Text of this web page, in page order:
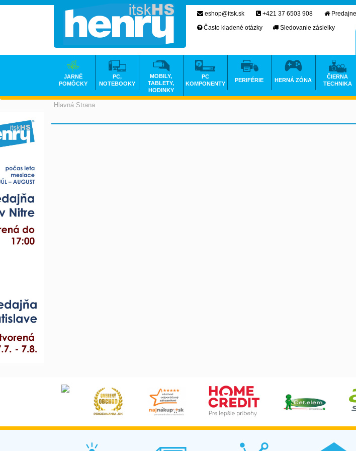
Hlavná Strana
eshop@itsk.sk +421 37 6503 908
Často kladené otázky
Sledovanie zásielky
JARNÉ
POMÔCKY
PC,
NOTEBOOKY
MOBILY,
TABLETY,
HODINKY
PC
KOMPONENTY
PERIFÉRIE HERNÁ ZÓNA
ČIERNA
TECHNIKA